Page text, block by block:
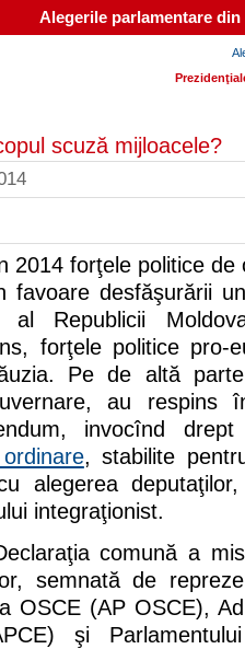
Alegerile parlamentare
scuză mijloacele?
2014 forţele politice de
favoare desfăşurării
al Republicii
forţele politice pro-
Pe de altă
au respins
invocînd
, stabilite
alegerea
integraţionist.
comună a
semnată de
OSCE (AP OSCE),
şi